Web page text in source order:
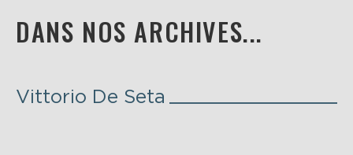
DANS NOS ARCHIVES...
Vittorio De Seta